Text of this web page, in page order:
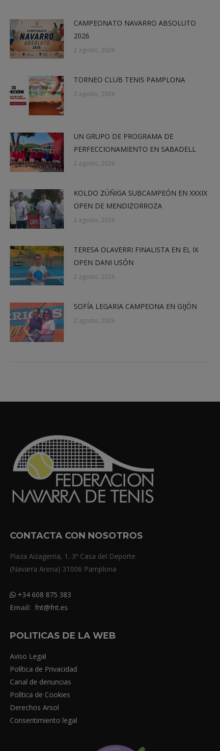
CAMPEONATO NAVARRO ABSOLUTO
2026
2 agosto, 2026
TORNEO CLUB TENIS PAMPLONA
2 agosto, 2026
UN GRUPO DE PROGRAMA DE
PERFECCIONAMIENTO EN SABADELL
2 agosto, 2026
KOLDO ZÚÑIGA SUBCAMPEÓN EN XXXIX
OPEN DE MENDIZORROZA
2 agosto, 2026
TERESA OLAVERRI FINALISTA EN EL IX
OPEN DANI USÓN
2 agosto, 2026
SOFÍA LEGARIA CAMPEONA EN GIJÓN
2 agosto, 2026
CONTACTA CON NOSOTROS
Plaza Aizagerria, 1. 3º Casa del Deporte
(Navarra Arena) 31006 Pamplona
+34 608 875 383
Email: fnt@fnt.es
POLITICAS DE LA WEB
Aviso Legal
Política de Privacidad
Canal de denuncias
Política de Cookies
Derechos Arsol
Consentimiento legal